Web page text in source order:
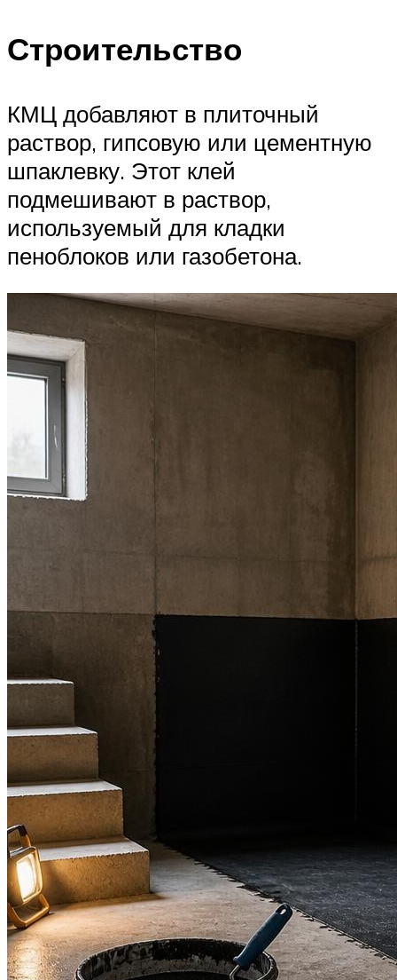
Строительство
КМЦ добавляют в плиточный
раствор, гипсовую или цементную
шпаклевку. Этот клей
подмешивают в раствор,
используемый для кладки
пеноблоков или газобетона.